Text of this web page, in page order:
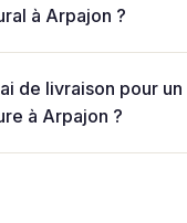
à Arpajon ?
de livraison pour
à Arpajon ?